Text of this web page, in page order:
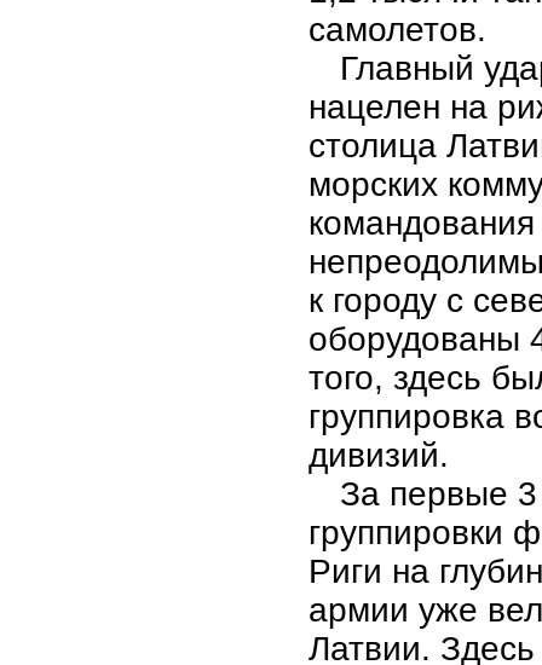
самолетов.
Главный
нацелен на
столица
морских
к городу с
оборудованы
того, здесь
группировка
дивизий.
За первые
группировки
Риги на
армии уже
Латвии.